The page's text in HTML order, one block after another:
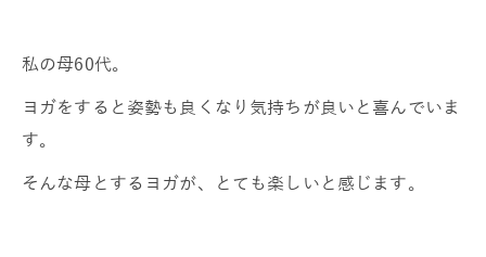
私の母60代。
ヨガをすると姿勢も良くなり気持ちが良いと喜んでいま
す。
そんな母とするヨガが、とても楽しいと感じます。